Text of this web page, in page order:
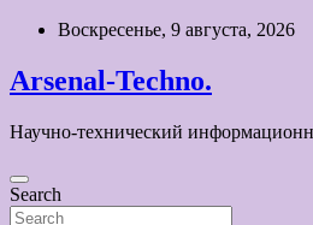
Skip
content
Воскресенье, 9 августа, 2026
Arsenal-Techno.
Научно-технический
Search